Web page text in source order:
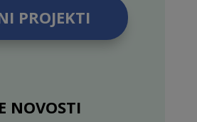
PROJEKTI
NOVOSTI